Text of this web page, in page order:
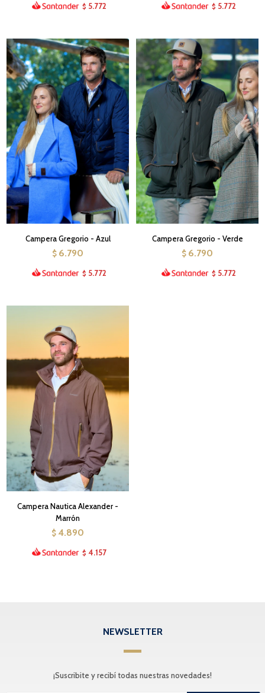
$ 5.772 $ 5.772
Campera Gregorio - Azul
$ 6.790
$ 5.772
Campera Gregorio - Verde
$ 6.790
$ 5.772
Campera Nautica Alexander -
Marrón
$ 4.890
$ 4.157
NEWSLETTER
¡Suscribite y recibí todas nuestras novedades!